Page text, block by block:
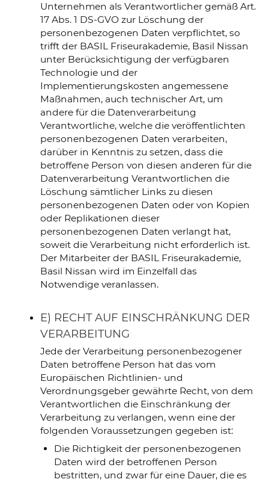
Unternehmen als Verantwortlicher gemäß Art.
17 Abs. 1 DS-GVO zur Löschung der
personenbezogenen Daten verpflichtet, so
trifft der BASIL Friseurakademie, Basil Nissan
unter Berücksichtigung der verfügbaren
Technologie und der
Implementierungskosten angemessene
Maßnahmen, auch technischer Art, um
andere für die Datenverarbeitung
Verantwortliche, welche die veröffentlichten
personenbezogenen Daten verarbeiten,
darüber in Kenntnis zu setzen, dass die
betroffene Person von diesen anderen für die
Datenverarbeitung Verantwortlichen die
Löschung sämtlicher Links zu diesen
personenbezogenen Daten oder von Kopien
oder Replikationen dieser
personenbezogenen Daten verlangt hat,
soweit die Verarbeitung nicht erforderlich ist.
Der Mitarbeiter der BASIL Friseurakademie,
Basil Nissan wird im Einzelfall das
Notwendige veranlassen.
E) RECHT AUF EINSCHRÄNKUNG DER
VERARBEITUNG
Jede der Verarbeitung personenbezogener
Daten betroffene Person hat das vom
Europäischen Richtlinien- und
Verordnungsgeber gewährte Recht, von dem
Verantwortlichen die Einschränkung der
Verarbeitung zu verlangen, wenn eine der
folgenden Voraussetzungen gegeben ist:
Die Richtigkeit der personenbezogenen
Daten wird der betroffenen Person
bestritten, und zwar für eine Dauer, die es